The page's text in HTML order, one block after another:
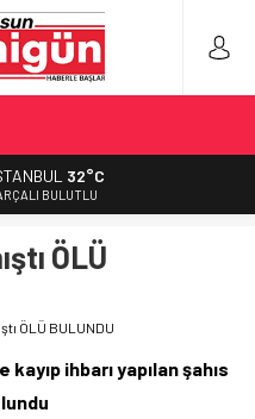
EN BÜYÜK HATALAR
32°C
BULUTLU
ÖLÜ
ÖLÜ BULUNDU
ihbarı yapılan şahıs